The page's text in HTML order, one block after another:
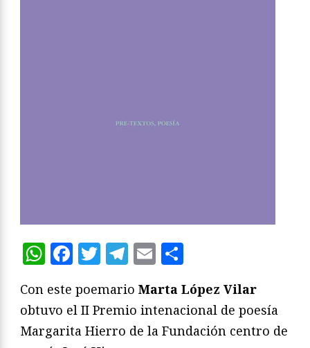
WhatsApp
Facebook
Twitter
Telegram
Email
Con este poemario Marta López Vilar
obtuvo el II Premio intenacional de poesía
Margarita Hierro de la Fundación centro de